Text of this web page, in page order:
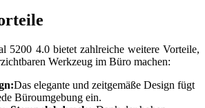
5200 4.0 bietet zahlreiche weitere Vorteile,
Werkzeug im Büro machen:
Das elegante und zeitgemäße Design fügt
Büroumgebung ein.